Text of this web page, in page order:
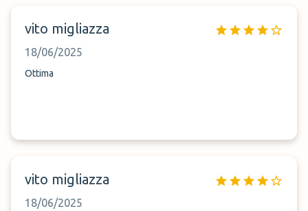
vito migliazza
18/06/2025
Ottima
vito migliazza
18/06/2025